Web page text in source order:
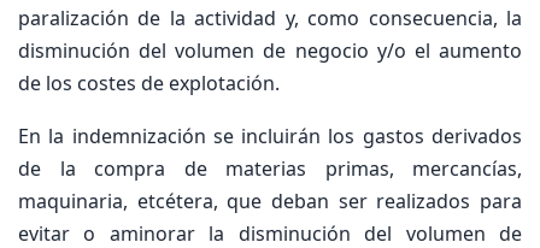
paralización de la actividad y, como consecuencia, la
disminución del volumen de negocio y/o el aumento
de los costes de explotación.
En la indemnización se incluirán los gastos derivados
de la compra de materias primas, mercancías,
maquinaria, etcétera, que deban ser realizados para
evitar o aminorar la disminución del volumen de